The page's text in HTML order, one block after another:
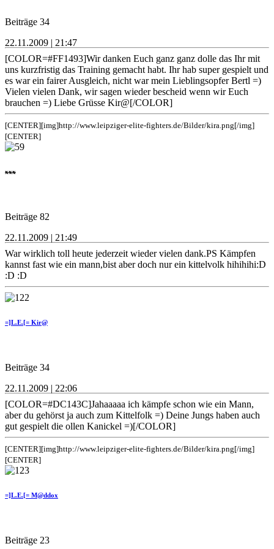
Beiträge 34
22.11.2009 | 21:47
[COLOR=#FF1493]Wir danken Euch ganz ganz dolle das Ihr mit
uns kurzfristig das Training gemacht habt. Ihr hab super gespielt und
es war ein fairer Ausgleich, nicht war mein Lieblingsopfer Bertl =)
Vielen vielen Dank, wir sagen wieder bescheid wenn wir Euch
brauchen =) Liebe Grüsse Kir@[/COLOR]
[CENTER][img]http://www.leipziger-elite-fighters.de/Bilder/kira.png[/img]
[CENTER]
xxx
Beiträge 82
22.11.2009 | 21:49
War wirklich toll heute jederzeit wieder vielen dank.PS Kämpfen
kannst fast wie ein mann,bist aber doch nur ein kittelvolk hihihihi:D
:D :D
=]L.E.[= Kir@
Beiträge 34
22.11.2009 | 22:06
[COLOR=#DC143C]Jahaaaaa ich kämpfe schon wie ein Mann,
aber du gehörst ja auch zum Kittelfolk =) Deine Jungs haben auch
gut gespielt die ollen Kanickel =)[/COLOR]
[CENTER][img]http://www.leipziger-elite-fighters.de/Bilder/kira.png[/img]
[CENTER]
=]L.E.[= M@ddox
Beiträge 23